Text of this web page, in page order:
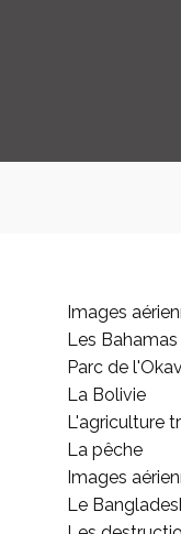
Images
Les Bahamas
Parc de
La Bolivie
L'agriculture
La pêche
Images
Le